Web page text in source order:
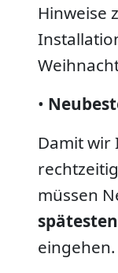
Hinweise
•
Damit wir
müssen
eingehen.